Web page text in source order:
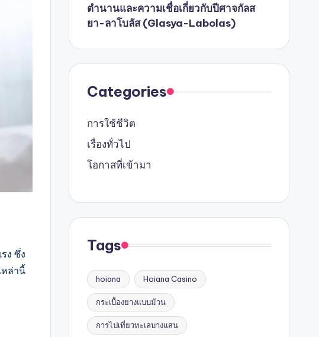
ง ซึ่ง
หล่านี้
ตำนานและความเชื่อเกี่ยวกับปีศาจกัลส
ยา-ลาโบลัส (Glasya-Labolas)
Categories
การใช้ชีวิต
เรื่องทั่วไป
โอกาสที่เข้ามา
Tags
hoiana Hoiana Casino
กระเบื้องยางแบบม้วน
การไปเที่ยวทะเลบางแสน